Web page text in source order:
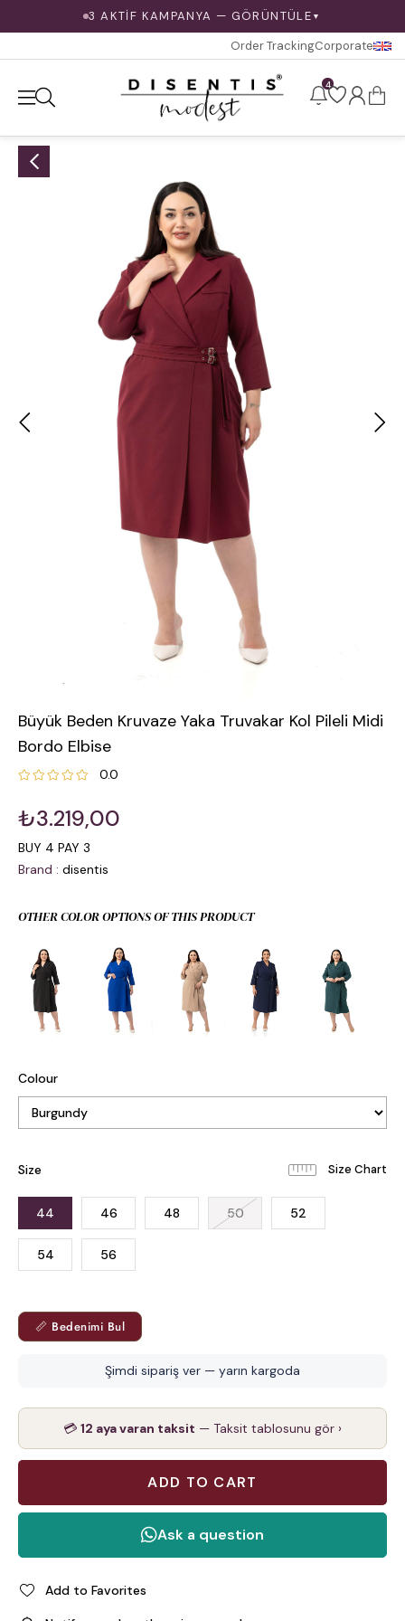
3 AKTİF KAMPANYA — GÖRÜNTÜLE ▼
Order TrackingCorporate
4
Büyük Beden Kruvaze Yaka Truvakar Kol Pileli Midi
Bordo Elbise
0.0
₺3.219,00
BUY 4 PAY 3
Brand : disentis
OTHER COLOR OPTIONS OF THIS PRODUCT
Colour
Size
44 46 48 50 52
54 56
📏 Bedenimi Bul
Şimdi sipariş ver — yarın kargoda
💳 12 aya varan taksit — Taksit tablosunu gör ›
Add to Favorites